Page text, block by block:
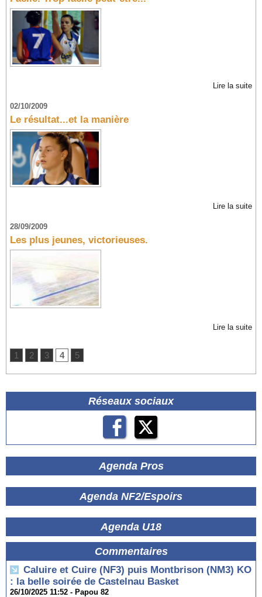
Réseaux sociaux
Agenda Pros
Agenda NF2/Espoirs
Agenda U18
Commentaires
Caluire et Cuire (NF3) puis Montbrison (NM3) KO
: la belle soirée de Castelnau Basket
26/10/2025 11:52 - Papou 82
Lire la suite
02/10/2009
Le résultat...et la manière
Lire la suite
28/09/2009
Les plus jeunes, victorieuses.
Lire la suite
1 2 3 4 5